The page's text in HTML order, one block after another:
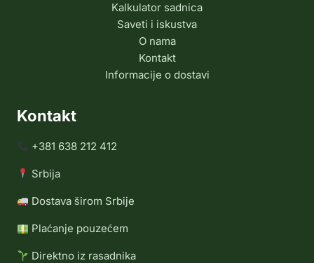
Kalkulator sadnica
Saveti i iskustva
O nama
Kontakt
Informacije o dostavi
Kontakt
+381 638 212 412
Srbija
Dostava širom Srbije
Plaćanje pouzećem
Direktno iz rasadnika